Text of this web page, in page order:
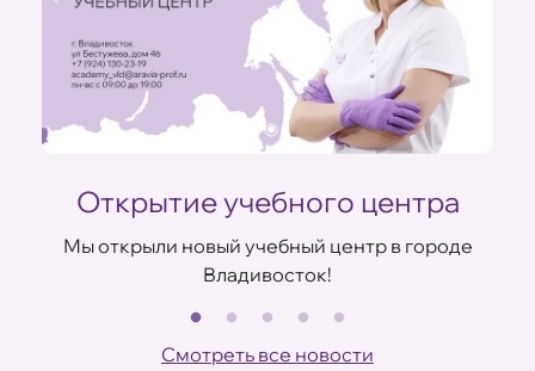
Открытие учебного центра
Мы открыли новый учебный центр в городе
Владивосток!
Смотреть все новости